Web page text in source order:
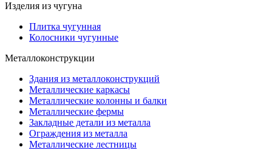
Изделия из чугуна
Плитка чугунная
Колосники чугунные
Металлоконструкции
Здания из металлоконструкций
Металлические каркасы
Металлические колонны и балки
Металлические фермы
Закладные детали из металла
Ограждения из металла
Металлические лестницы